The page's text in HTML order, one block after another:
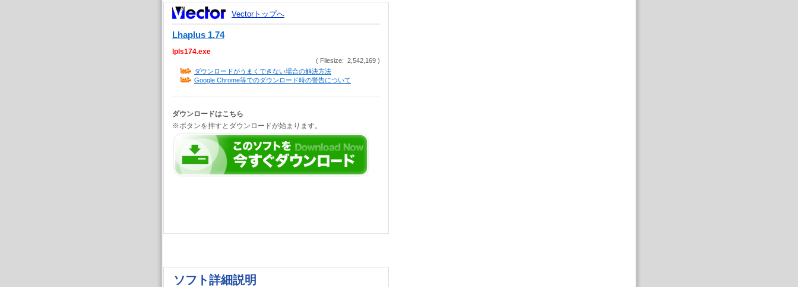
Vectorトップへ
Lhaplus 1.74
lpls174.exe
( Filesize: 2,542,169 )
ダウンロードがうまくできない場合の解決方法
Google Chrome等でのダウンロード時の警告について
ダウンロードはこちら
※ボタンを押すとダウンロードが始まります。
ソフト詳細説明